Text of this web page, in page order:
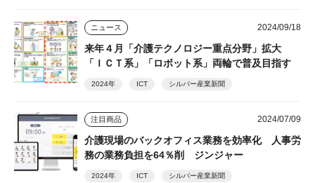
ニュース 2024/09/18
来年４月「介護テクノロジー重点分野」拡大
「ＩＣＴ系」「ロボット系」両輪で普及目指す
2024年 ICT シルバー産業新聞
注目商品 2024/07/09
介護現場のバックオフィス業務を効率化 人事労
務の業務負担を64％削 ジンジャー
2024年 ICT シルバー産業新聞